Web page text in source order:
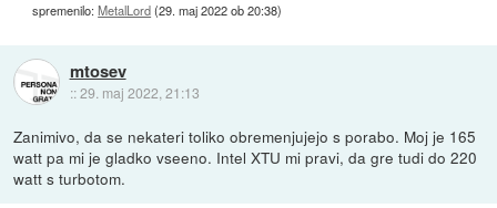
spremenilo:MetalLord(29. maj 2022 ob 20:38)
mtosev
::29. maj 2022, 21:13
Zanimivo, da se nekateri toliko obremenjujejo s porabo. Moj je 165
watt pa mi je gladko vseeno. Intel XTU mi pravi, da gre tudi do 220
watt s turbotom.